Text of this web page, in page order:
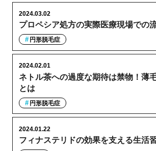
プロペシア処方の実際医療現場での
2024.03.02
円形脱毛症
ネトル茶への過度な期待は禁物！薄
とは
2024.02.01
円形脱毛症
フィナステリドの効果を支える生活
2024.01.22